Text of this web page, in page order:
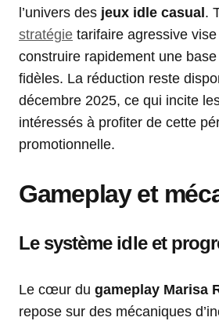
l’univers des jeux idle casual .
stratégie tarifaire agressive
construire rapidement une
fidèles. La réduction reste
décembre 2025, ce qui incite
intéressés à profiter de cette
promotionnelle.
Gameplay et
Le système idle et
Le cœur du gameplay Marisa
repose sur des mécaniques